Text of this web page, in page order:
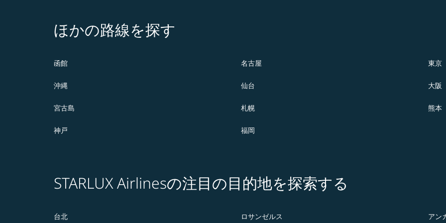
ほかの路線を探す
函館 名古屋 東京
沖縄 仙台 大阪
宮古島 札幌 熊本
神戸 福岡
STARLUX Airlinesの注目の目的地を探索する
台北 ロサンゼルス アン